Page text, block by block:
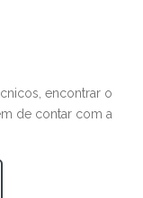
encontrar o
de contar com a